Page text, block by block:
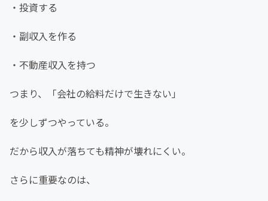
・投資する
・副収入を作る
・不動産収入を持つ
つまり、「会社の給料だけで生きない」
を少しずつやっている。
だから収入が落ちても精神が壊れにくい。
さらに重要なのは、